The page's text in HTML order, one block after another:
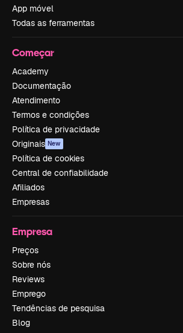
App móvel
Todas as ferramentas
Começar
Academy
Documentação
Atendimento
Termos e condições
Política de privacidade
Originais New
Política de cookies
Central de confiabilidade
Afiliados
Empresas
Empresa
Preços
Sobre nós
Reviews
Emprego
Tendências de pesquisa
Blog